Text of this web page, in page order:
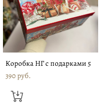
Коробка НГ с подарками 5
390 pуб.